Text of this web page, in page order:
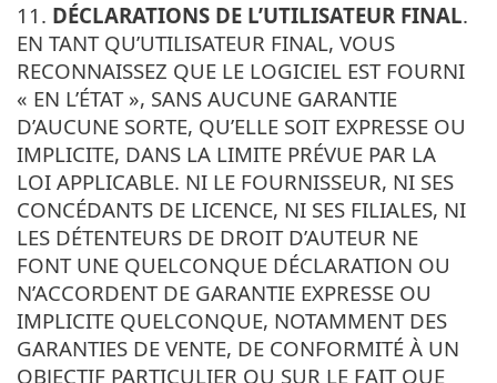
11. DÉCLARATIONS DE L’UTILISATEUR FINAL.
EN TANT QU’UTILISATEUR FINAL, VOUS
RECONNAISSEZ QUE LE LOGICIEL EST FOURNI
« EN L’ÉTAT », SANS AUCUNE GARANTIE
D’AUCUNE SORTE, QU’ELLE SOIT EXPRESSE OU
IMPLICITE, DANS LA LIMITE PRÉVUE PAR LA
LOI APPLICABLE. NI LE FOURNISSEUR, NI SES
CONCÉDANTS DE LICENCE, NI SES FILIALES, NI
LES DÉTENTEURS DE DROIT D’AUTEUR NE
FONT UNE QUELCONQUE DÉCLARATION OU
N’ACCORDENT DE GARANTIE EXPRESSE OU
IMPLICITE QUELCONQUE, NOTAMMENT DES
GARANTIES DE VENTE, DE CONFORMITÉ À UN
OBJECTIF PARTICULIER OU SUR LE FAIT QUE